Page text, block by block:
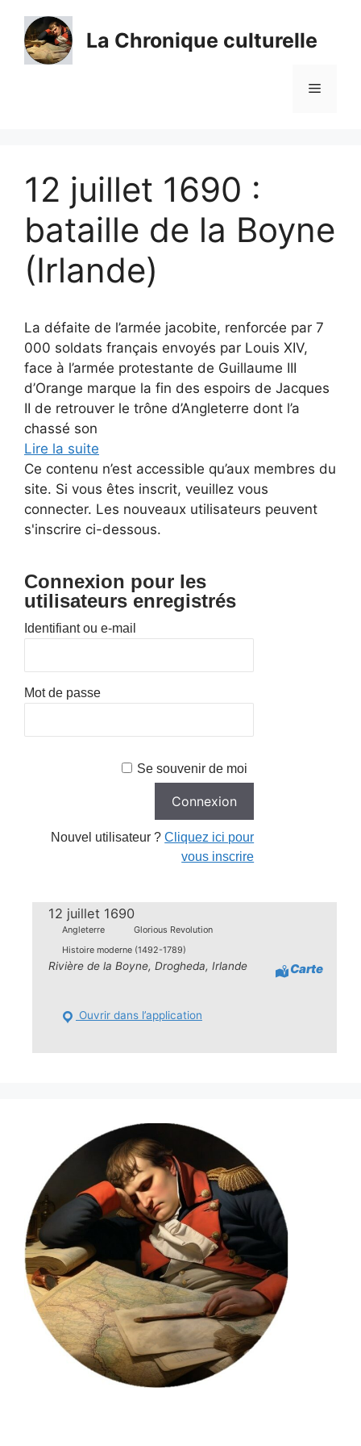
contenu
La Chronique culturelle
Menu
12 juillet 1690 :
bataille de la Boyne
(Irlande)
La défaite de l’armée jacobite, renforcée par 7
000 soldats français envoyés par Louis XIV,
face à l’armée protestante de Guillaume III
d’Orange marque la fin des espoirs de Jacques
II de retrouver le trône d’Angleterre dont l’a
chassé son
Lire la suite
Ce contenu n’est accessible qu’aux membres du
site. Si vous êtes inscrit, veuillez vous
connecter. Les nouveaux utilisateurs peuvent
s'inscrire ci-dessous.
Connexion pour les
utilisateurs enregistrés
Identifiant ou e-mail
Mot de passe
Se souvenir de moi
Nouvel utilisateur ?Cliquez ici pour
vous inscrire
12 juillet 1690
Angleterre
Glorious Revolution
Histoire moderne (1492-1789)
Rivière de la Boyne, Drogheda, Irlande Carte
Ouvrir dans l’application